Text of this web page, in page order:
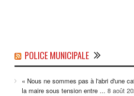
POLICE MUNICIPALE
« Nous ne sommes pas à l'abri d'une
la maire sous tension entre ... 8 août